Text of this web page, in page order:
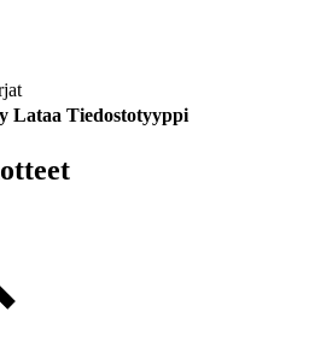
Lataa Tiedostotyyppi